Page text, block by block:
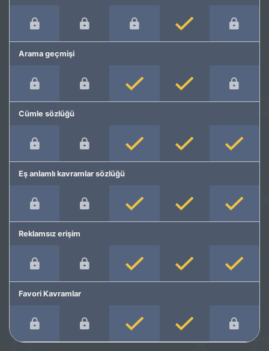
Arama geçmişi
Cümle sözlüğü
Eş anlamlı kavramlar sözlüğü
Reklamsız erişim
Favori Kavramlar